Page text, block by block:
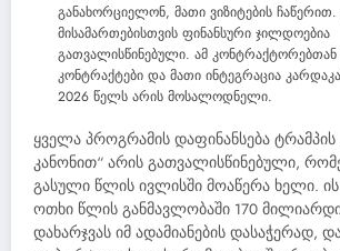
განახორციელონ, მათი ვიზიტების
მისამართებისთვის ფინანსური ჯილდოებია
გათვალისწინებული. ამ კონტრაქტორებთან
კონტრაქტები და მათი ინტეგრაცია
2026 წელს არის მოსალოდნელი.
ყველა პროგრამის დაფინანსება
კანონით“ არის გათვალისწინებული,
გასული წლის ივლისში მოაწერა ხელი.
ოთხი წლის განმავლობაში 170
დახარჯვას იმ ადამიანების დასაჭერად,